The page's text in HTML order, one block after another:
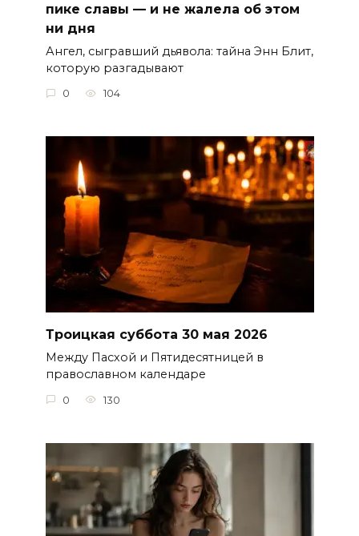
пике славы — и не жалела об этом
ни дня
Ангел, сыгравший дьявола: тайна Энн Блит,
которую разгадывают
0 104
Троицкая суббота 30 мая 2026
Между Пасхой и Пятидесятницей в
православном календаре
0 130